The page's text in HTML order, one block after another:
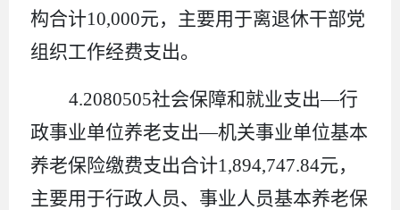
构合计10,000元， 主要用于离退休干部党
组织工作经费支出。
4.2080505社会保障和就业支出—行
政事业单位养老支出—机关事业单位基本
养老保险缴费支出合计1,894,747.84元，
主要用于行政人员、事业人员基本养老保